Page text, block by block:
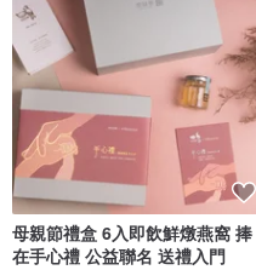
母親節禮盒 6入即飲鮮燉燕窩 捧
在手心禮 公益聯名 送禮入門